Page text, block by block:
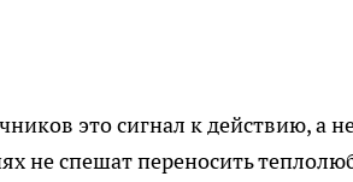
это сигнал к действию, а
не спешат переносить